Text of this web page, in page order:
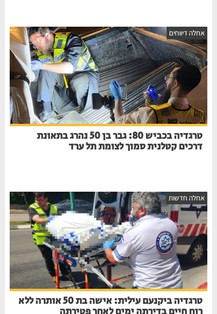
דיווחים
טרגדיה בכביש 80: גבר בן 50 נהרג בתאונת
דרכים קטלנית סמוך לצומת תל ערד
חדשות
טרגדיה ביקנעם עילית: אישה בת 50 אותרה ללא